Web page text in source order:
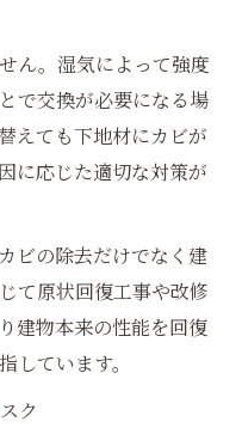
ん。湿気によって強度
で交換が必要になる場
えても下地材にカビが
に応じた適切な対策が
ビの除去だけでなく建
て原状回復工事や改修
建物本来の性能を回復
しています。
ク